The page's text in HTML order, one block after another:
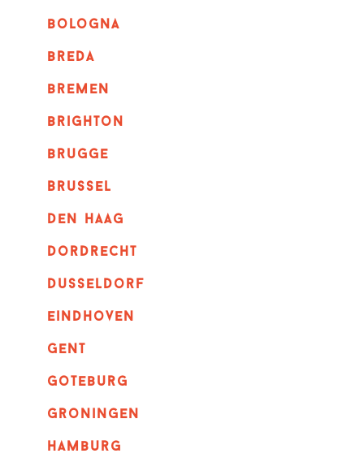
bologna
breda
bremen
brighton
brugge
Brussel
Den haag
dordrecht
dusseldorf
eindhoven
GENT
goteburg
groningen
hamburg